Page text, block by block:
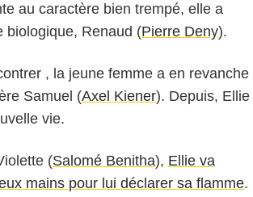
au caractère bien trempé, elle a
biologique, Renaud (Pierre Deny).
, la jeune femme a en revanche
Samuel (Axel Kiener). Depuis, Ellie
vie.
(Salomé Benitha), Ellie va
mains pour lui déclarer sa flamme.